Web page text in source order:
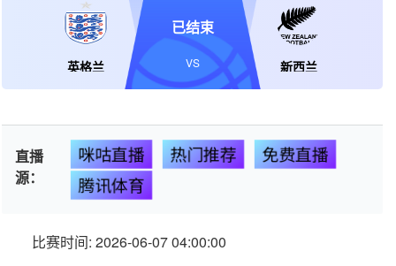
英格兰 新西兰
已结束
VS
直播
源：
咪咕直播 热门推荐
免费直播
腾讯体育
比赛时间: 2026-06-07 04:00:00